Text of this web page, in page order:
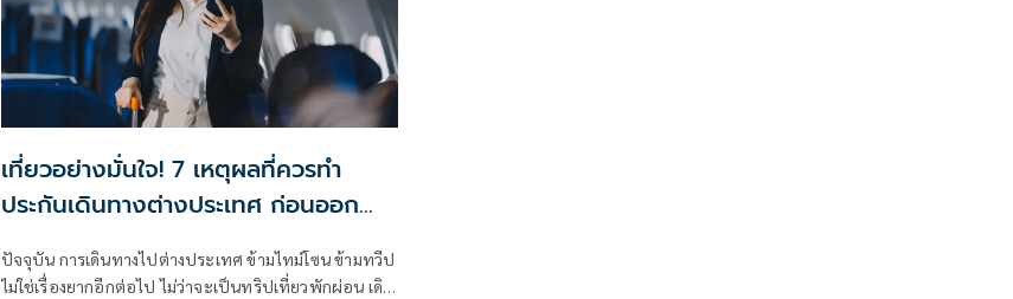
เที่ยวอย่างมั่นใจ! 7 เหตุผลที่ควรทำ
ประกันเดินทางต่างประเทศ ก่อนออก
ปัจจุบัน การเดินทางไปต่างประเทศ ข้ามไทม์โซน ข้ามทวีป
ไม่ใช่เรื่องยากอีกต่อไป ไม่ว่าจะเป็นทริปเที่ยวพักผ่อน เดิน